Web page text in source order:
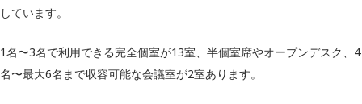
しています。
1名〜3名で利用できる完全個室が13室、半個室席やオープンデスク、4
名〜最大6名まで収容可能な会議室が2室あります。